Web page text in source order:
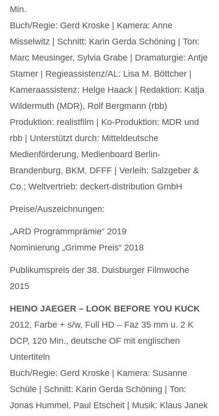
Min.
Buch/Regie: Gerd Kroske | Kamera: Anne
Misselwitz | Schnitt: Karin Gerda Schöning | Ton:
Marc Meusinger, Sylvia Grabe | Dramaturgie: Antje
Stamer | Regieassistenz/AL: Lisa M. Böttcher |
Kameraassistenz: Helge Haack | Redaktion: Katja
Wildermuth (MDR), Rolf Bergmann (rbb)
Produktion: realistfilm | Ko-Produktion: MDR und
rbb | Unterstützt durch: Mitteldeutsche
Medienförderung, Medienboard Berlin-
Brandenburg, BKM, DFFF | Verleih: Salzgeber &
Co.; Weltvertrieb: deckert-distribution GmbH
Preise/Auszeichnungen:
„ARD Programmprämie“ 2019
Nominierung „Grimme Preis“ 2018
Publikumspreis der 38. Duisburger Filmwoche
2015
HEINO JAEGER – LOOK BEFORE YOU KUCK
2012, Farbe + s/w, Full HD – Faz 35 mm u. 2 K
DCP, 120 Min., deutsche OF mit englischen
Untertiteln
Buch/Regie: Gerd Kroske | Kamera: Susanne
Schüle | Schnitt: Karin Gerda Schöning | Ton:
Jonas Hummel, Paul Etscheit | Musik: Klaus Janek